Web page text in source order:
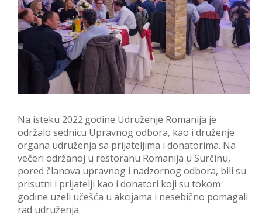
Na isteku 2022.godine Udruženje Romanija je
održalo sednicu Upravnog odbora, kao i druženje
organa udruženja sa prijateljima i donatorima. Na
večeri održanoj u restoranu Romanija u Surčinu,
pored članova upravnog i nadzornog odbora, bili su
prisutni i prijatelji kao i donatori koji su tokom
godine uzeli učešća u akcijama i nesebično pomagali
rad udruženja.